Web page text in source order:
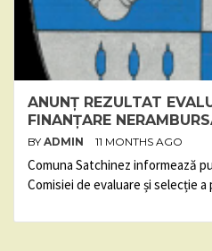
ANUNȚ REZULTAT
FINANȚARE
BY ADMIN 11 MONTHS AGO
Comuna Satchinez informează
Comisiei de evaluare și selecție